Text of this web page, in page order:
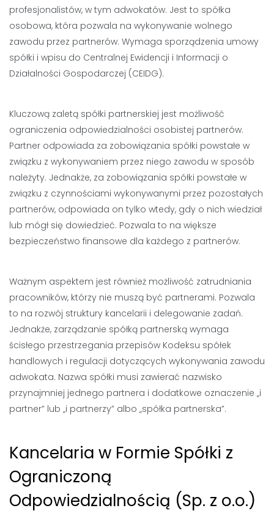
profesjonalistów, w tym adwokatów. Jest to spółka
osobowa, która pozwala na wykonywanie wolnego
zawodu przez partnerów. Wymaga sporządzenia umowy
spółki i wpisu do Centralnej Ewidencji i Informacji o
Działalności Gospodarczej (CEIDG).
Kluczową zaletą spółki partnerskiej jest możliwość
ograniczenia odpowiedzialności osobistej partnerów.
Partner odpowiada za zobowiązania spółki powstałe w
związku z wykonywaniem przez niego zawodu w sposób
należyty. Jednakże, za zobowiązania spółki powstałe w
związku z czynnościami wykonywanymi przez pozostałych
partnerów, odpowiada on tylko wtedy, gdy o nich wiedział
lub mógł się dowiedzieć. Pozwala to na większe
bezpieczeństwo finansowe dla każdego z partnerów.
Ważnym aspektem jest również możliwość zatrudniania
pracowników, którzy nie muszą być partnerami. Pozwala
to na rozwój struktury kancelarii i delegowanie zadań.
Jednakże, zarządzanie spółką partnerską wymaga
ścisłego przestrzegania przepisów Kodeksu spółek
handlowych i regulacji dotyczących wykonywania zawodu
adwokata. Nazwa spółki musi zawierać nazwisko
przynajmniej jednego partnera i dodatkowe oznaczenie „i
partner” lub „i partnerzy” albo „spółka partnerska”.
Kancelaria w Formie Spółki z
Ograniczoną
Odpowiedzialnością (Sp. z o.o.)